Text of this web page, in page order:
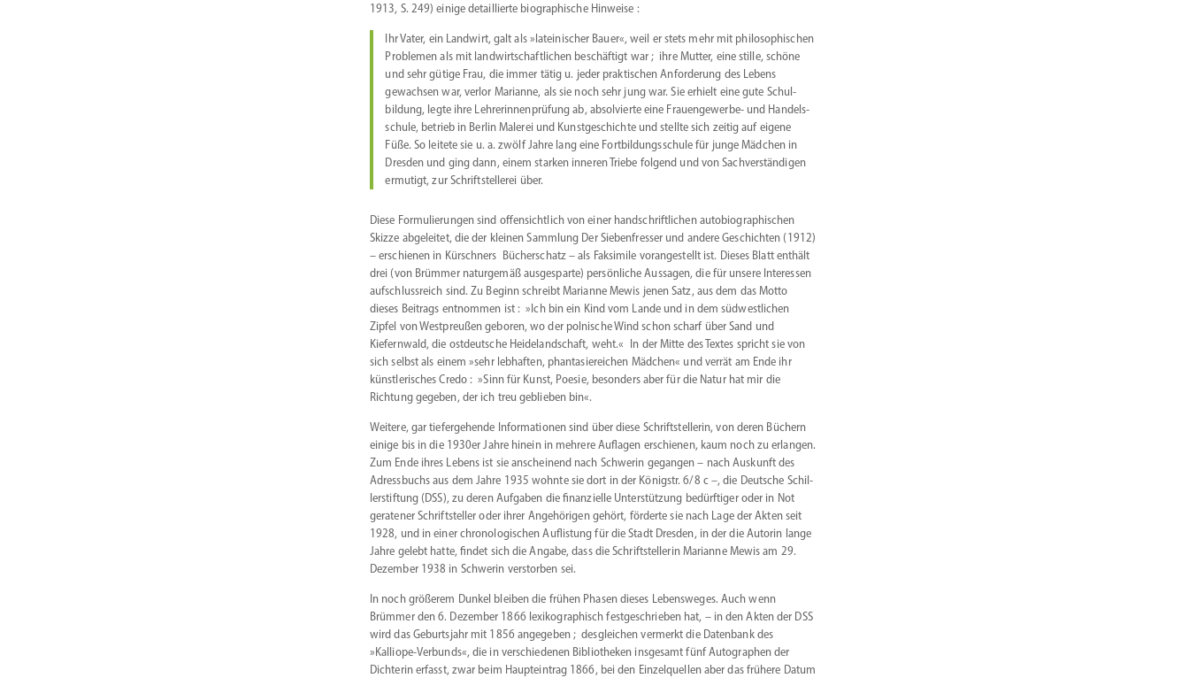
1913, S. 249) einige detail­lierte biogra­phische Hinweise :
Ihr Vater, ein Landwirt, galt als »latei­ni­scher Bauer«, weil er stets mehr mit philo­so­phi­schen
Problemen als mit landwirt­schaft­lichen beschäftigt war ; ihre Mutter, eine stille, schöne
und sehr gütige Frau, die immer tätig u. jeder prakti­schen Anfor­derung des Lebens
gewachsen war, verlor Marianne, als sie noch sehr jung war. Sie erhielt eine gute Schul­
bildung, legte ihre Lehre­rin­nen­prüfung ab, absol­vierte eine Frauen­gewerbe- und Handels­
schule, betrieb in Berlin Malerei und Kunst­ge­schichte und stellte sich zeitig auf eigene
Füße. So leitete sie u. a. zwölf Jahre lang eine Fortbil­dungs­schule für junge Mädchen in
Dresden und ging dann, einem starken inneren Triebe folgend und von Sachver­stän­digen
ermutigt, zur Schrift­stel­lerei über.
Diese Formu­lie­rungen sind offen­sichtlich von einer handschrift­lichen autobio­gra­phi­schen
Skizze abgeleitet, die der kleinen Sammlung Der Sieben­fresser und andere Geschichten (1912)
– erschienen in Kürschners Bücher­schatz – als Faksimile voran­ge­stellt ist. Dieses Blatt enthält
drei (von Brümmer natur­gemäß ausge­sparte) persön­liche Aussagen, die für unsere Inter­essen
aufschluss­reich sind. Zu Beginn schreibt Marianne Mewis jenen Satz, aus dem das Motto
dieses Beitrags entnommen ist : »Ich bin ein Kind vom Lande und in dem südwest­lichen
Zipfel von Westpreußen geboren, wo der polnische Wind schon scharf über Sand und
Kiefernwald, die ostdeutsche Heide­land­schaft, weht.« In der Mitte des Textes spricht sie von
sich selbst als einem »sehr lebhaften, phanta­sie­reichen Mädchen« und verrät am Ende ihr
künst­le­ri­sches Credo : »Sinn für Kunst, Poesie, besonders aber für die Natur hat mir die
Richtung gegeben, der ich treu geblieben bin«.
Weitere, gar tiefer­ge­hende Infor­ma­tionen sind über diese Schrift­stel­lerin, von deren Büchern
einige bis in die 1930er Jahre hinein in mehrere Auflagen erschienen, kaum noch zu erlangen.
Zum Ende ihres Lebens ist sie anscheinend nach Schwerin gegangen – nach Auskunft des
Adress­buchs aus dem Jahre 1935 wohnte sie dort in der Königstr. 6/8 c –, die Deutsche Schil­
ler­stiftung (DSS), zu deren Aufgaben die finan­zielle Unter­stützung bedürf­tiger oder in Not
geratener Schrift­steller oder ihrer Angehö­rigen gehört, förderte sie nach Lage der Akten seit
1928, und in einer chrono­logischen Auflistung für die Stadt Dresden, in der die Autorin lange
Jahre gelebt hatte, findet sich die Angabe, dass die Schrift­stel­lerin Marianne Mewis am 29.
Dezember 1938 in Schwerin verstorben sei.
In noch größerem Dunkel bleiben die frühen Phasen dieses Lebens­weges. Auch wenn
Brümmer den 6. Dezember 1866 lexiko­gra­phisch festge­schrieben hat, – in den Akten der DSS
wird das Geburtsjahr mit 1856 angegeben ; desgleichen vermerkt die Datenbank des
»Kalliope-Verbunds«, die in verschie­denen Biblio­theken insgesamt fünf Autographen der
Dichterin erfasst, zwar beim Haupt­eintrag 1866, bei den Einzel­quellen aber das frühere Datum